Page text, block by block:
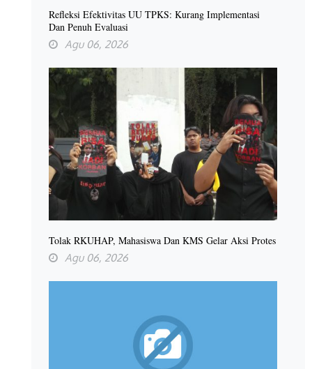
Refleksi Efektivitas UU TPKS: Kurang Implementasi
Dan Penuh Evaluasi
Agu 06, 2026
Tolak RKUHAP, Mahasiswa Dan KMS Gelar Aksi Protes
Agu 06, 2026